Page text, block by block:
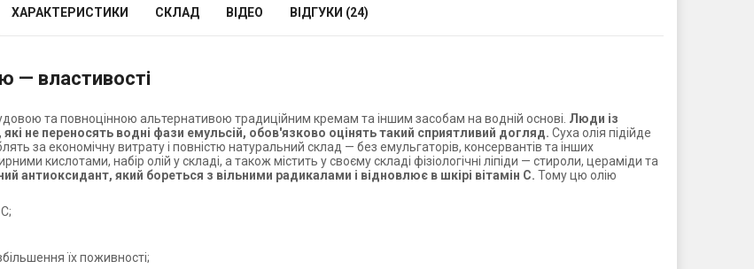
ХАРАКТЕРИСТИКИ СКЛАД ВІДЕО ВІДГУКИ (24)
— властивості
та повноцінною альтернативою традиційним кремам та іншим засобам на водній основі. Люди із
не переносять водні фази емульсій, обов'язково оцінять такий сприятливий догляд. Суха олія підійде
за економічну витрату і повністю натуральний склад — без емульгаторів, консервантів та інших
кислотами, набір олій у складі, а також містить у своєму складі фізіологічні ліпіди — стироли, цераміди та
антиоксидант, який бореться з вільними радикалами і відновлює в шкірі вітамін С. Тому цю олію
їх поживності;